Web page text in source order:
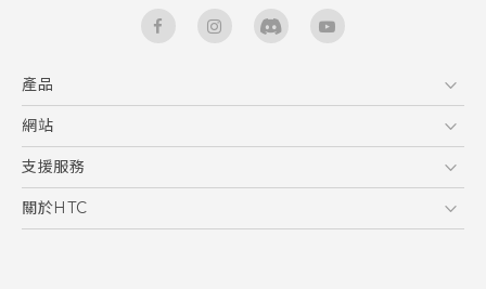
產品
5G
智能手機
區塊鍊手機
網站
HTC Dev
HTC Research
支援服務
服務中心
關於HTC